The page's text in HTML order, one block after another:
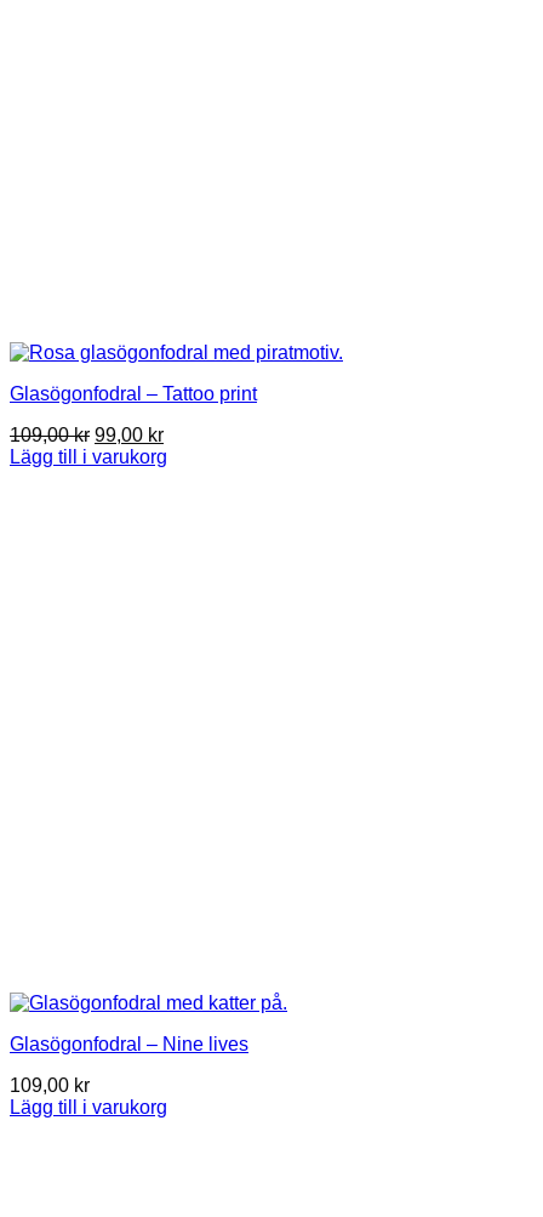
Glasögonfodral – Tattoo print
109,00kr Det
ursprungliga
99,00 krDet
nuvarande
Lägg till i varukorg
Glasögonfodral – Nine lives
109,00 kr
Lägg till i varukorg